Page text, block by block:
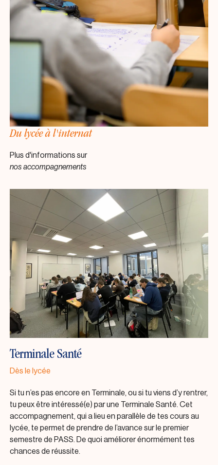
Du lycée à l'internat
Plus d'informations sur
nos accompagnements
Terminale Santé
Dès le lycée
Si tu n’es pas encore en Terminale, ou si tu viens d’y rentrer,
tu peux être intéressé(e) par une Terminale Santé. Cet
accompagnement, qui a lieu en parallèle de tes cours au
lycée, te permet de prendre de l’avance sur le premier
semestre de PASS. De quoi améliorer énormément tes
chances de réussite.